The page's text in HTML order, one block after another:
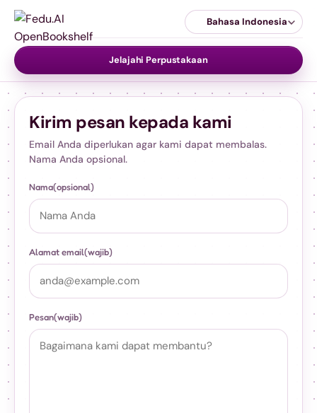
Bahasa Indonesia
Jelajahi Perpustakaan
Kirim pesan kepada kami
Email Anda diperlukan agar kami dapat membalas.
Nama Anda opsional.
Nama(opsional)
Alamat email(wajib)
Pesan(wajib)